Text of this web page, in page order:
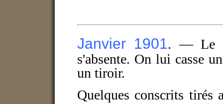
Janvier 1901. — Le
s'absente. On lui casse
un tiroir.
Quelques conscrits tirés